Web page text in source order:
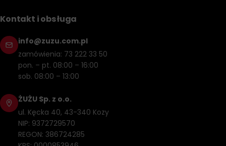
Kontakt i obsługa
info@zuzu.com.pl
zamówienia: 73 222 33 50
pon. – pt. 08:00 – 16:00
sob. 08:00 – 13:00
ŻUŻU Sp. z o.o.
ul. Kęcka 40, 43-340 Kozy
NIP: 9372729570
REGON: 386724285